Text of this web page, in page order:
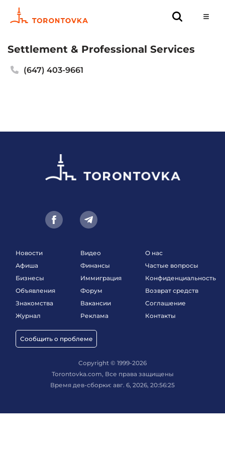
Settlement & Professional Services
(647) 403-9661
Новости
Афиша
Бизнесы
Объявления
Знакомства
Журнал
Сообщить о проблеме
Видео
Финансы
Иммиграция
Форум
Вакансии
Реклама
О нас
Частые вопросы
Конфиденциальность
Возврат средств
Соглашение
Контакты
Copyright © 1999-2026
Torontovka.com, Все права защищены
Время дев-сборки: авг. 6, 2026, 20:56:25